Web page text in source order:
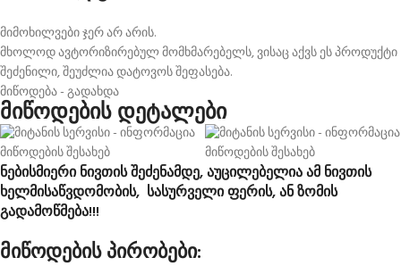
მიმოხილვები ჯერ არ არის.
მხოლოდ ავტორიზირებულ მომხმარებელს, ვისაც აქვს ეს პროდუქტი
შეძენილი, შეუძლია დატოვოს შეფასება.
მიწოდება - გადახდა
მიწოდების დეტალები
ნებისმიერი ნივთის შეძენამდე, აუცილებელია ამ ნივთის
ხელმისაწვდომობის, სასურველი ფერის, ან ზომის
გადამოწმება!!!
მიწოდების პირობები: